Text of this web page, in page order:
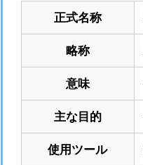
正式名称
略称
意味
主な目的
使用ツール